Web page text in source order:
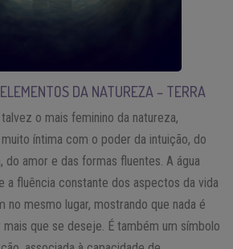
DA NATUREZA – TERRA
o mais feminino da natureza,
íntima com o poder da intuição, do
do amor e das formas fluentes. A água
a fluência constante dos aspectos da vida
no mesmo lugar, mostrando que nada é
que se deseje. É também um símbolo